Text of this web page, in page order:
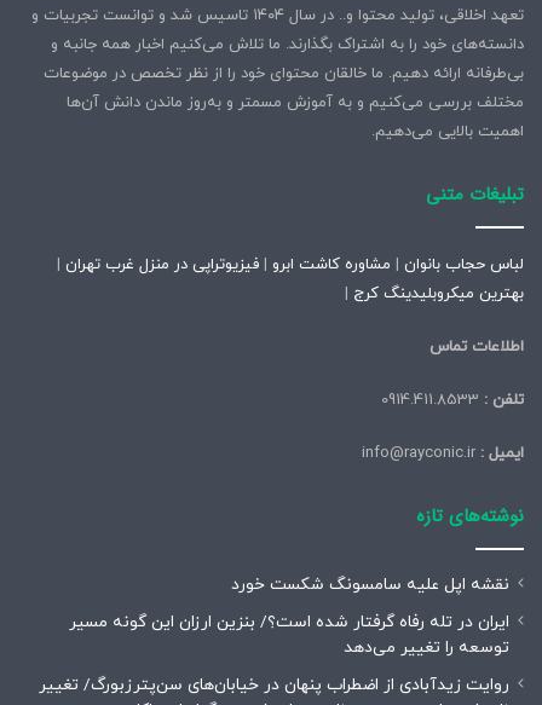
تعهد اخلاقی، تولید محتوا و.. در سال ۱۴۰۴ تاسیس شد و توانست تجربیات و
دانسته‌های خود را به اشتراک بگذارند. ما تلاش می‌کنیم اخبار همه جانبه و
بی‌طرفانه ارائه دهیم. ما خالقان محتوای خود را از نظر تخصص در موضوعات
مختلف بررسی می‌کنیم و به آموزش مسمتر و به‌روز ماندن دانش آن‌ها
اهمیت بالایی می‌دهیم.
تبلیغات متنی
لباس حجاب بانوان | مشاوره کاشت ابرو | فیزیوتراپی در منزل غرب تهران |
بهترین میکروبلیدینگ کرج |
اطلاعات تماس
تلفن :
ایمیل :
نوشته‌های تازه
نقشه اپل علیه سامسونگ شکست خورد
ایران در تله رفاه گرفتار شده است؟/ بنزین ارزان این گونه مسیر
توسعه را تغییر می‌دهد
روایت زیدآبادی از اضطراب پنهان در خیابان‌های سن‌پترزبورگ/ تغییر